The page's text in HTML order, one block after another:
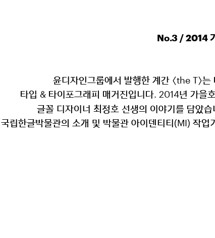
No.3 / 2014
윤디자인그룹에서 발행한 계간 〈the T〉
타입 & 타이포그래피 매거진입니다. 2014년 가을
글꼴 디자이너 최정호 선생의 이야기를 담았
국립한글박물관의 소개 및 박물관 아이덴티티(MI) 작